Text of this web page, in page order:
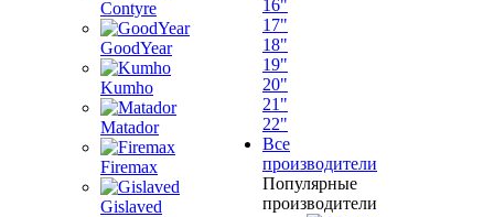
Contyre
GoodYear
Kumho
Matador
Firemax
Gislaved
16"
17"
18"
19"
20"
21"
22"
Все
производители
Популярные
производители